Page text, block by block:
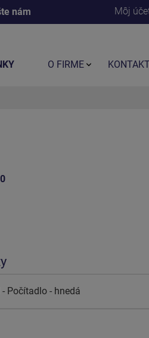
nám Môj
Počítadlo - hnedá
O FIRME